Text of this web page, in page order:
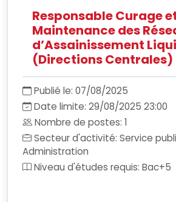
Responsable Curage
Maintenance des
d’Assainissement
(Directions Centrales)
Publié le: 07/08/2025
Date limite: 29/08/2025 23:00
Nombre de postes: 1
Secteur d'activité: Service
Administration
Niveau d'études requis: Bac+5